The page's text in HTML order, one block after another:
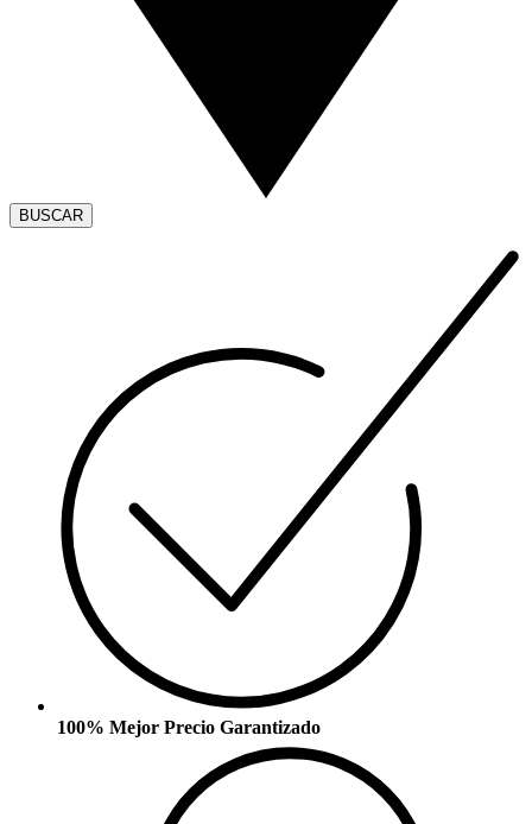
BUSCAR
100% Mejor Precio Garantizado